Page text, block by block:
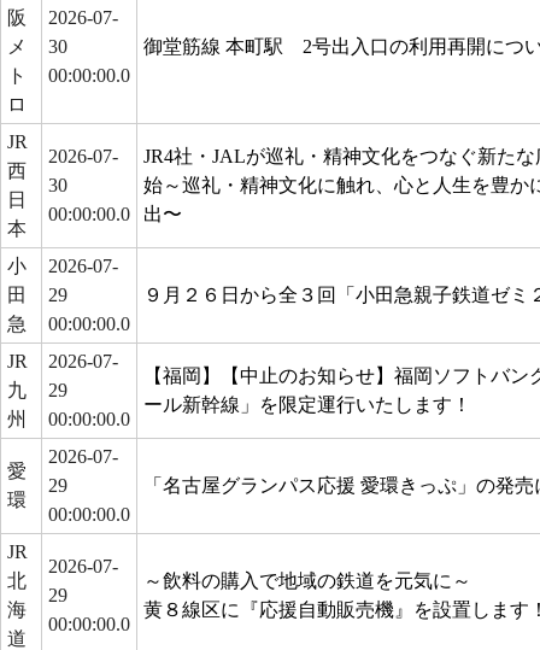
阪
メ
ト
ロ
2026-07-
30
00:00:00.0
御堂筋線 本町駅 2号出入口の利用再開につ
JR
西
日
本
2026-07-
30
00:00:00.0
JR4社・JALが巡礼・精神文化をつなぐ新た
始～巡礼・精神文化に触れ、心と人生を豊か
出〜
小
田
急
2026-07-
29
00:00:00.0
９月２６日から全３回「小田急親子鉄道ゼミ
JR
九
州
2026-07-
29
00:00:00.0
【福岡】【中止のお知らせ】福岡ソフトバン
ール新幹線」を限定運行いたします！
愛
環
2026-07-
29
00:00:00.0
「名古屋グランパス応援 愛環きっぷ」の発
JR
北
海
道
2026-07-
29
00:00:00.0
～飲料の購入で地域の鉄道を元気に～
黄８線区に『応援自動販売機』を設置します